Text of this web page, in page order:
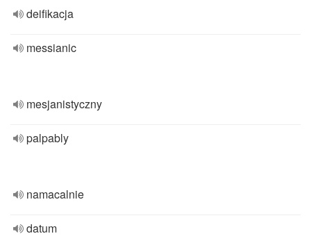
deifikacja
messianic
mesjanistyczny
palpably
namacalnie
datum